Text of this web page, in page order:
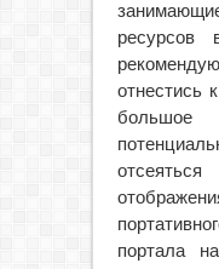
ресурсов
отнестись
портала